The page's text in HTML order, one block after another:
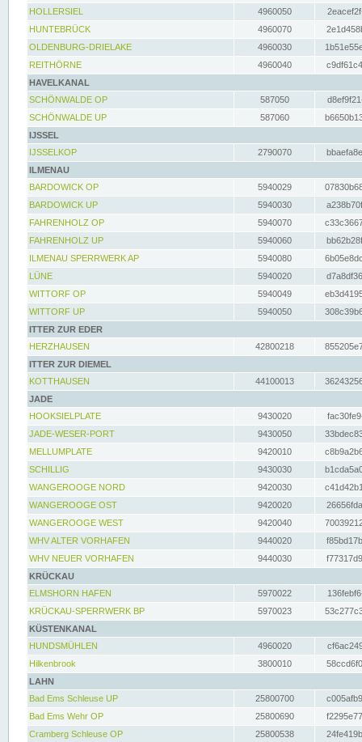
HOLLERSIEL
4960050
HUNTEBRÜCK
4960070
OLDENBURG-DRIELAKE
4960030
REITHÖRNE
4960040
HAVELKANAL
SCHÖNWALDE OP
587050
SCHÖNWALDE UP
587060
IJSSEL
IJSSELKOP
2790070
ILMENAU
BARDOWICK OP
5940029
BARDOWICK UP
5940030
FAHRENHOLZ OP
5940070
FAHRENHOLZ UP
5940060
ILMENAU SPERRWERK AP
5940080
LÜNE
5940020
WITTORF OP
5940049
WITTORF UP
5940050
ITTER ZUR EDER
HERZHAUSEN
42800218
ITTER ZUR DIEMEL
KOTTHAUSEN
44100013
JADE
HOOKSIELPLATE
9430020
JADE-WESER-PORT
9430050
MELLUMPLATE
9420010
SCHILLIG
9430030
WANGEROOGE NORD
9420030
WANGEROOGE OST
9420020
WANGEROOGE WEST
9420040
WHV ALTER VORHAFEN
9440020
WHV NEUER VORHAFEN
9440030
KRÜCKAU
ELMSHORN HAFEN
5970022
KRÜCKAU-SPERRWERK BP
5970023
KÜSTENKANAL
HUNDSMÜHLEN
4960020
Hilkenbrook
3800010
LAHN
Bad Ems Schleuse UP
25800700
Bad Ems Wehr OP
25800690
Cramberg Schleuse OP
25800538